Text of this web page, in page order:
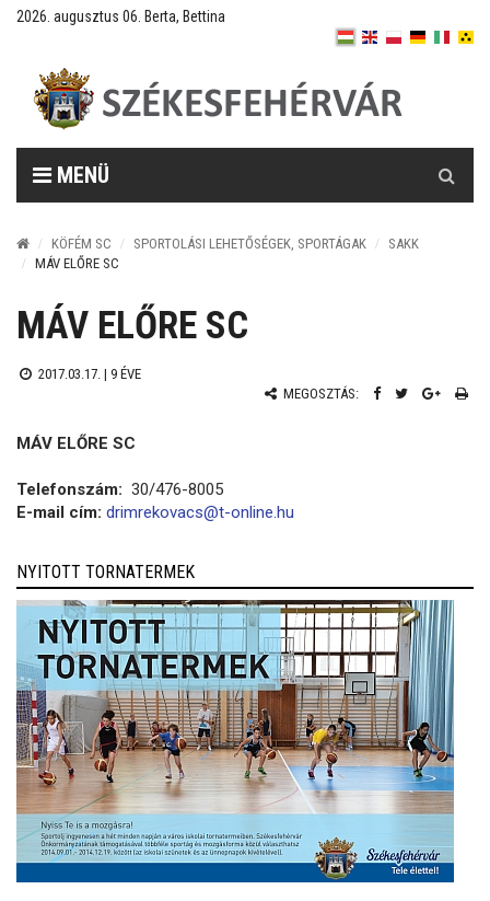
2026. augusztus 06. Berta, Bettina
MENÜ
KÖFÉM SC SPORTOLÁSI LEHETŐSÉGEK, SPORTÁGAK
SAKK
MÁV ELŐRE SC
MÁV ELŐRE SC
2017.03.17. | 9 ÉVE
MEGOSZTÁS:
MÁV ELŐRE SC
Telefonszám: 30/476-8005
E-mail cím: drimrekovacs@t-online.hu
NYITOTT TORNATERMEK